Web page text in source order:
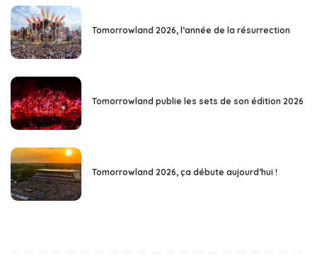
Tomorrowland 2026, l’année de la résurrection
Tomorrowland publie les sets de son édition 2026
Tomorrowland 2026, ça débute aujourd’hui !